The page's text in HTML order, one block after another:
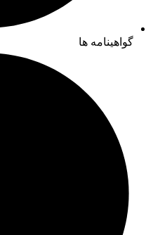
گواهینامه ها